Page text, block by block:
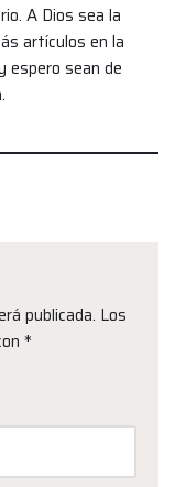
A Dios sea la
artículos en la
espero sean de
publicada. Los
*